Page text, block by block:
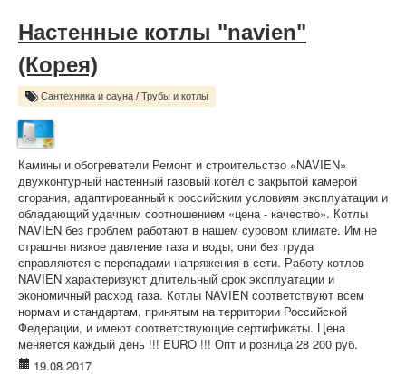
Настенные котлы "navien"
(Корея)
Сантехника и сауна / Трубы и котлы
Камины и обогреватели Ремонт и строительство «NAVIEN»
двухконтурный настенный газовый котёл с закрытой камерой
сгорания, адаптированный к российским условиям эксплуатации и
обладающий удачным соотношением «цена - качество». Котлы
NAVIEN без проблем работают в нашем суровом климате. Им не
страшны низкое давление газа и воды, они без труда
справляются с перепадами напряжения в сети. Работу котлов
NAVIEN характеризуют длительный срок эксплуатации и
экономичный расход газа. Котлы NAVIEN соответствуют всем
нормам и стандартам, принятым на территории Российской
Федерации, и имеют соответствующие сертификаты. Цена
меняется каждый день !!! EURO !!! Опт и розница 28 200 руб.
19.08.2017